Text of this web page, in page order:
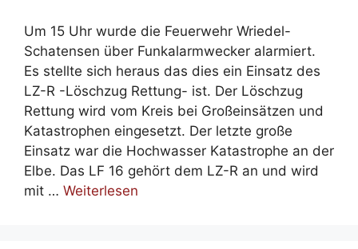
Um 15 Uhr wurde die Feuerwehr Wriedel-
Schatensen über Funkalarmwecker alarmiert.
Es stellte sich heraus das dies ein Einsatz des
LZ-R -Löschzug Rettung- ist. Der Löschzug
Rettung wird vom Kreis bei Großeinsätzen und
Katastrophen eingesetzt. Der letzte große
Einsatz war die Hochwasser Katastrophe an der
Elbe. Das LF 16 gehört dem LZ-R an und wird
mit … Weiterlesen